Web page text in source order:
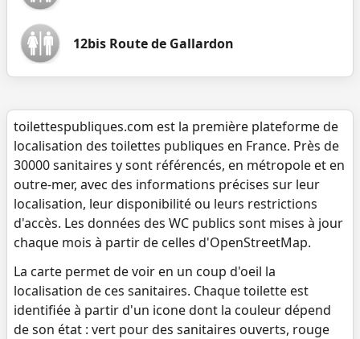
12bis Route de Gallardon
toilettespubliques.com est la première plateforme de
localisation des toilettes publiques en France. Près de
30000 sanitaires y sont référencés, en métropole et en
outre-mer, avec des informations précises sur leur
localisation, leur disponibilité ou leurs restrictions
d'accès. Les données des WC publics sont mises à jour
chaque mois à partir de celles d'OpenStreetMap.
La carte permet de voir en un coup d'oeil la
localisation de ces sanitaires. Chaque toilette est
identifiée à partir d'un icone dont la couleur dépend
de son état : vert pour des sanitaires ouverts, rouge